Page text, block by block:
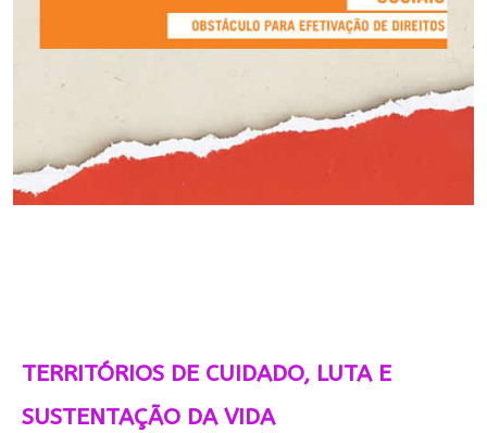
TERRITÓRIOS DE CUIDADO, LUTA E
SUSTENTAÇÃO DA VIDA